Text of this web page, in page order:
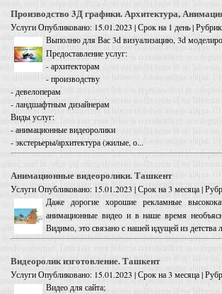
Производство 3Д графики. Архитектура,
УслугиОпубликовано: 15.01.2023 | Срок на 1 день |
Выполню для Вас 3d визуализацию, 3d
Предоставление услуг:
- архитекторам
- производству
- девелоперам
- ландшафтным дизайнерам
Виды услуг:
- анимационные видеоролики
- экстерьеры/архитектура (жилые, о...
Анимационные видеоролики. Ташкент
УслугиОпубликовано: 15.01.2023 | Срок на 3 месяца |
Даже дорогие хорошие рекламные
анимационные видео и в наше время
Видимо, это связано с нашей идущей из
Видеоролик изготовление. Ташкент
УслугиОпубликовано: 15.01.2023 | Срок на 3 месяца |
Видео для сайта;